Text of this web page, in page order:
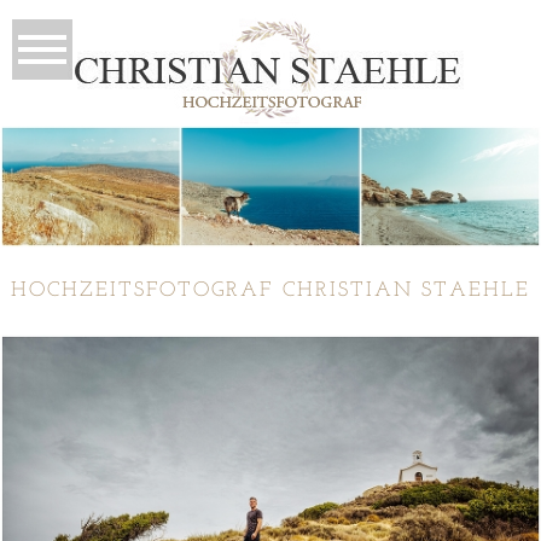
HOCHZEITSFOTOGRAF CHRISTIAN STAEHLE